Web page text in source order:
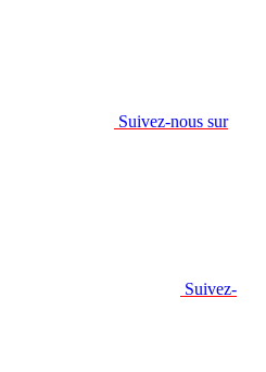
Suivez-nous sur
Suivez-